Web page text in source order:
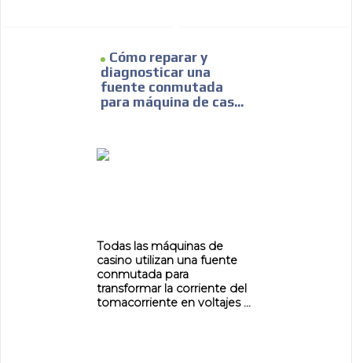
Cómo reparar y
diagnosticar una
fuente conmutada
para máquina de cas...
Todas las máquinas de
casino utilizan una fuente
conmutada para
transformar la corriente del
tomacorriente en voltajes ...